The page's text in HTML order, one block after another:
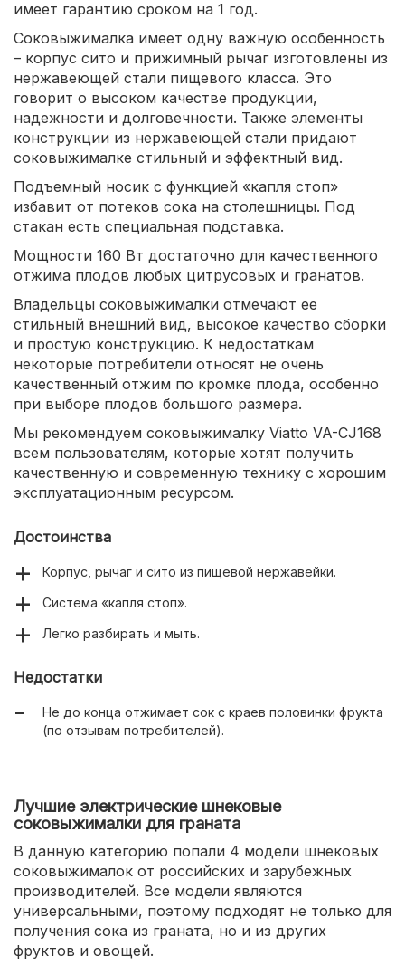
имеет гарантию сроком на 1 год.
Соковыжималка имеет одну важную особенность
– корпус сито и прижимный рычаг изготовлены из
нержавеющей стали пищевого класса. Это
говорит о высоком качестве продукции,
надежности и долговечности. Также элементы
конструкции из нержавеющей стали придают
соковыжималке стильный и эффектный вид.
Подъемный носик с функцией «капля стоп»
избавит от потеков сока на столешницы. Под
стакан есть специальная подставка.
Мощности 160 Вт достаточно для качественного
отжима плодов любых цитрусовых и гранатов.
Владельцы соковыжималки отмечают ее
стильный внешний вид, высокое качество сборки
и простую конструкцию. К недостаткам
некоторые потребители относят не очень
качественный отжим по кромке плода, особенно
при выборе плодов большого размера.
Мы рекомендуем соковыжималку Viatto VA-CJ168
всем пользователям, которые хотят получить
качественную и современную технику с хорошим
эксплуатационным ресурсом.
Достоинства
Корпус, рычаг и сито из пищевой нержавейки.
Система «капля стоп».
Легко разбирать и мыть.
Недостатки
Не до конца отжимает сок с краев половинки фрукта
(по отзывам потребителей).
Лучшие электрические шнековые
соковыжималки для граната
В данную категорию попали 4 модели шнековых
соковыжималок от российских и зарубежных
производителей. Все модели являются
универсальными, поэтому подходят не только для
получения сока из граната, но и из других
фруктов и овощей.